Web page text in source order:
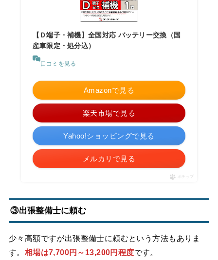
【Ｄ端子・補機】全国対応 バッテリー交換（国
産車限定・処分込）
口コミを見る
Amazonで見る
楽天市場で見る
Yahoo!ショッピングで見る
メルカリで見る
ポチップ
③出張整備士に頼む
少々高額ですが出張整備士に頼むという方法もありま
す。 相場は7,700円～13,200円程度です。